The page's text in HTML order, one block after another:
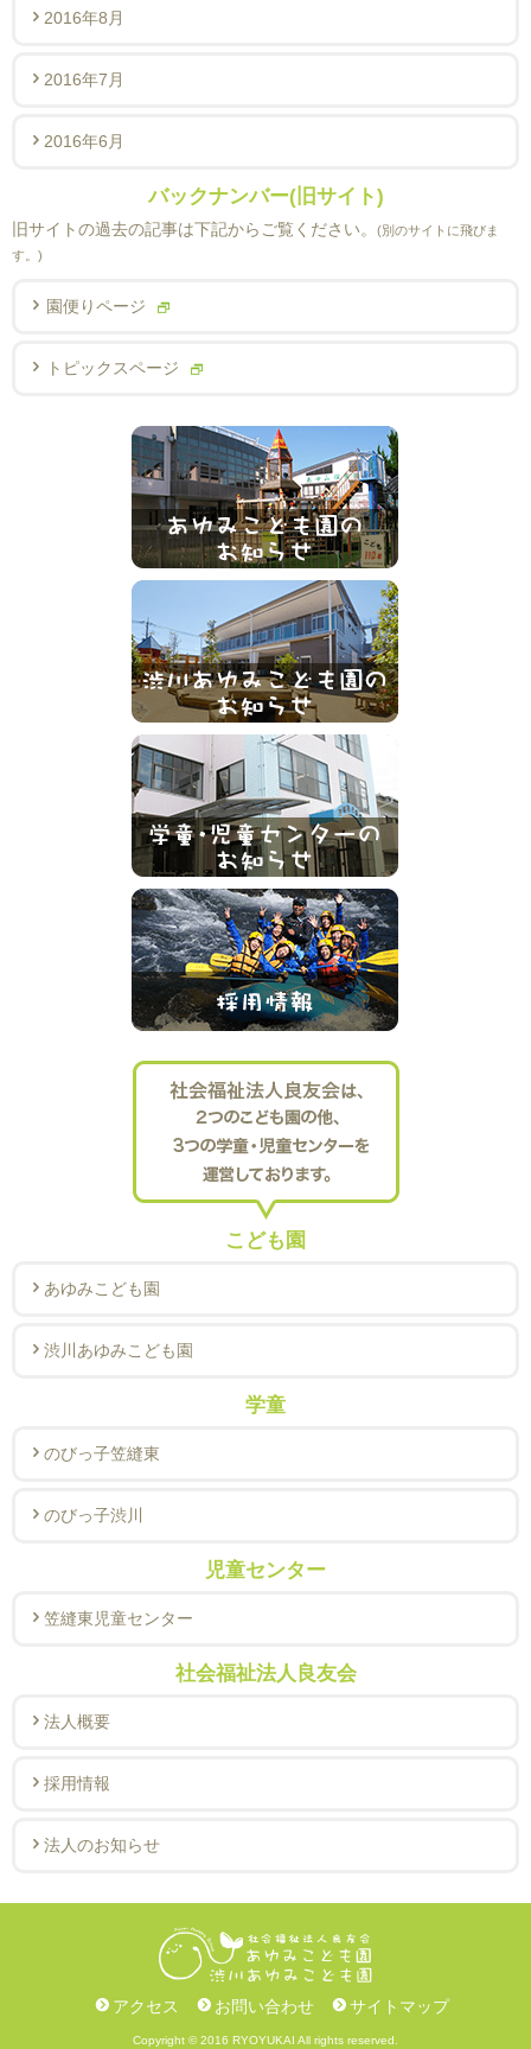
2016年8月
2016年7月
2016年6月
バックナンバー(旧サイト)
旧サイトの過去の記事は下記からご覧ください。
(別のサイトに飛びま
す。)
園便りページ
トピックスページ
こども園
あゆみこども園
渋川あゆみこども園
学童
のびっ子笠縫東
のびっ子渋川
児童センター
笠縫東児童センター
社会福祉法人良友会
法人概要
採用情報
法人のお知らせ
アクセス お問い合わせ サイトマップ
Copyright © 2016 RYOYUKAI All rights reserved.